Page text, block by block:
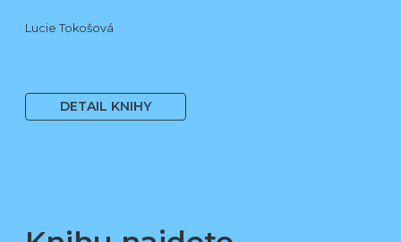
Lucie Tokošová
DETAIL KNIHY